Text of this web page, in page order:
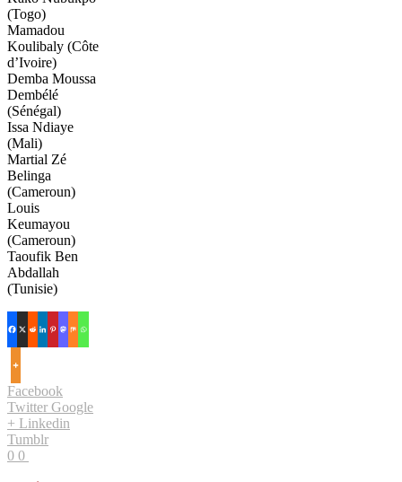
(Togo)
Mamadou
Koulibaly (Côte
d’Ivoire)
Demba Moussa
Dembélé
(Sénégal)
Issa Ndiaye
(Mali)
Martial Zé
Belinga
(Cameroun)
Louis
Keumayou
(Cameroun)
Taoufik Ben
Abdallah
(Tunisie)
Facebook
Twitter Google
+ Linkedin
Tumblr
0 0